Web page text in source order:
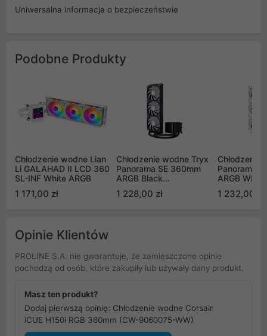
Uniwersalna informacja o bezpieczeństwie
Podobne Produkty
Chłodzenie wodne Lian
Li GALAHAD II LCD 360
SL-INF White ARGB
1 171,00 zł
Chłodzenie wodne Tryx
Panorama SE 360mm
ARGB Black
AMOLED (L-P360L-
1 228,00 zł
Chłodzenie
Panorama
ARGB White
AMOLED
1 232,00 zł
Opinie Klientów
PROLINE S.A. nie gwarantuje, że zamieszczone opinie
pochodzą od osób, które zakupiły lub używały dany produkt.
Masz ten produkt?
Dodaj pierwszą opinię: Chłodzenie wodne Corsair
iCUE H150i RGB 360mm (CW-9060075-WW)